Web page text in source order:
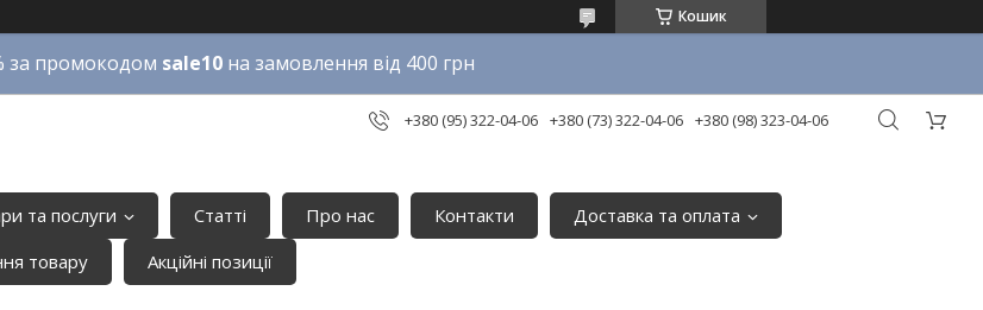
Кошик
за промокодом sale10на замовлення від 400 грн
+380 (95) 322-04-06 +380 (73) 322-04-06 +380 (98) 323-04-06
та послуги Статті Про нас Контакти
Доставка та оплата
товару
Акційні позиції